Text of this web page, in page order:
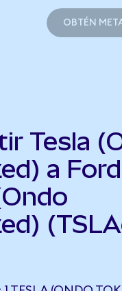
OBTÉN
Tesla
a Ford